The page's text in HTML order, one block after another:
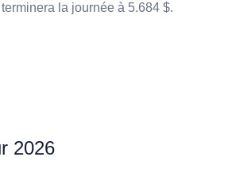
la journée à 5.684 $.
2026